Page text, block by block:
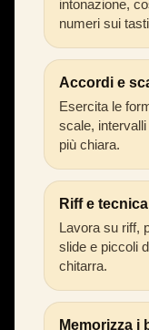
intonazione,
numeri sui
Accordi e
Esercita le
scale,
più chiara.
Riff e tecnica
Lavora su riff,
slide e piccoli
chitarra.
Memorizza i